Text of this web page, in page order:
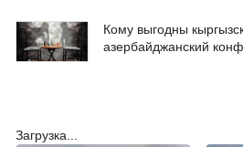
Кому выгодны
азербайджанский
Загрузка...